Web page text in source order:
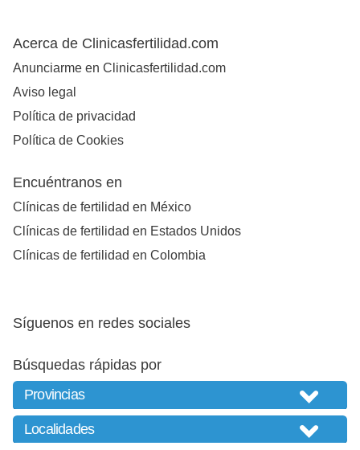
Acerca de Clinicasfertilidad.com
Anunciarme en Clinicasfertilidad.com
Aviso legal
Política de privacidad
Política de Cookies
Encuéntranos en
Clínicas de fertilidad en México
Clínicas de fertilidad en Estados Unidos
Clínicas de fertilidad en Colombia
Síguenos en redes sociales
Búsquedas rápidas por